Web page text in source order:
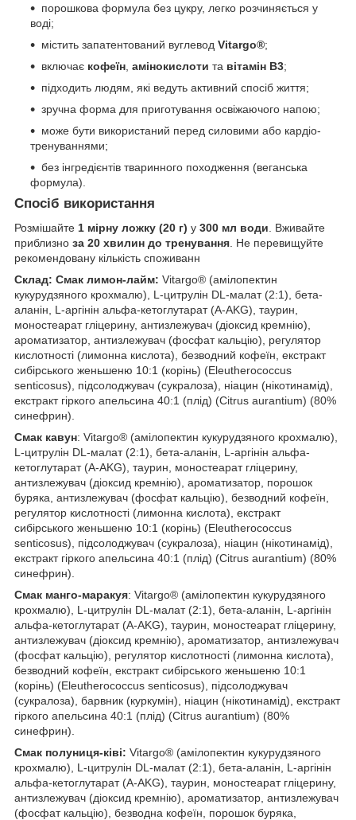
порошкова формула без цукру, легко розчиняється у
воді;
містить запатентований вуглевод Vitargo®;
включає кофеїн, амінокислоти та вітамін B3;
підходить людям, які ведуть активний спосіб життя;
зручна форма для приготування освіжаючого напою;
може бути використаний перед силовими або кардіо-
тренуваннями;
без інгредієнтів тваринного походження (веганська
формула).
Спосіб використання
Розмішайте 1 мірну ложку (20 г) у 300 мл води. Вживайте
приблизно за 20 хвилин до тренування. Не перевищуйте
рекомендовану кількість споживанн
Склад: Смак лимон-лайм: Vitargo® (амілопектин
кукурудзяного крохмалю), L-цитрулін DL-малат (2:1), бета-
аланін, L-аргінін альфа-кетоглутарат (A-AKG), таурин,
моностеарат гліцерину, антизлежувач (діоксид кремнію),
ароматизатор, антизлежувач (фосфат кальцію), регулятор
кислотності (лимонна кислота), безводний кофеїн, екстракт
сибірського женьшеню 10:1 (корінь) (Eleutherococcus
senticosus), підсолоджувач (сукралоза), ніацин (нікотинамід),
екстракт гіркого апельсина 40:1 (плід) (Citrus aurantium) (80%
синефрин).
Смак кавун: Vitargo® (амілопектин кукурудзяного крохмалю),
L-цитрулін DL-малат (2:1), бета-аланін, L-аргінін альфа-
кетоглутарат (A-AKG), таурин, моностеарат гліцерину,
антизлежувач (діоксид кремнію), ароматизатор, порошок
буряка, антизлежувач (фосфат кальцію), безводний кофеїн,
регулятор кислотності (лимонна кислота), екстракт
сибірського женьшеню 10:1 (корінь) (Eleutherococcus
senticosus), підсолоджувач (сукралоза), ніацин (нікотинамід),
екстракт гіркого апельсина 40:1 (плід) (Citrus aurantium) (80%
синефрин).
Смак манго-маракуя: Vitargo® (амілопектин кукурудзяного
крохмалю), L-цитрулін DL-малат (2:1), бета-аланін, L-аргінін
альфа-кетоглутарат (A-AKG), таурин, моностеарат гліцерину,
антизлежувач (діоксид кремнію), ароматизатор, антизлежувач
(фосфат кальцію), регулятор кислотності (лимонна кислота),
безводний кофеїн, екстракт сибірського женьшеню 10:1
(корінь) (Eleutherococcus senticosus), підсолоджувач
(сукралоза), барвник (куркумін), ніацин (нікотинамід), екстракт
гіркого апельсина 40:1 (плід) (Citrus aurantium) (80%
синефрин).
Смак полуниця-ківі: Vitargo® (амілопектин кукурудзяного
крохмалю), L-цитрулін DL-малат (2:1), бета-аланін, L-аргінін
альфа-кетоглутарат (A-AKG), таурин, моностеарат гліцерину,
антизлежувач (діоксид кремнію), ароматизатор, антизлежувач
(фосфат кальцію), безводна кофеїн, порошок буряка,